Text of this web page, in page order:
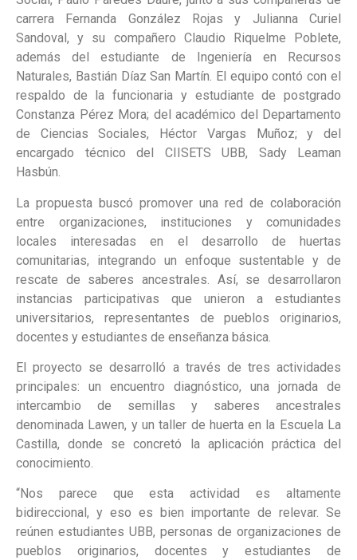
carrera Fernanda González Rojas y Julianna Curiel
Sandoval, y su compañero Claudio Riquelme Poblete,
además del estudiante de Ingeniería en Recursos
Naturales, Bastián Díaz San Martín. El equipo contó con el
respaldo de la funcionaria y estudiante de postgrado
Constanza Pérez Mora; del académico del Departamento
de Ciencias Sociales, Héctor Vargas Muñoz; y del
encargado técnico del CIISETS UBB, Sady Leaman
Hasbún.
La propuesta buscó promover una red de colaboración
entre organizaciones, instituciones y comunidades
locales interesadas en el desarrollo de huertas
comunitarias, integrando un enfoque sustentable y de
rescate de saberes ancestrales. Así, se desarrollaron
instancias participativas que unieron a estudiantes
universitarios, representantes de pueblos originarios,
docentes y estudiantes de enseñanza básica.
El proyecto se desarrolló a través de tres actividades
principales: un encuentro diagnóstico, una jornada de
intercambio de semillas y saberes ancestrales
denominada Lawen, y un taller de huerta en la Escuela La
Castilla, donde se concretó la aplicación práctica del
conocimiento.
“Nos parece que esta actividad es altamente
bidireccional, y eso es bien importante de relevar. Se
reúnen estudiantes UBB, personas de organizaciones de
pueblos originarios, docentes y estudiantes de